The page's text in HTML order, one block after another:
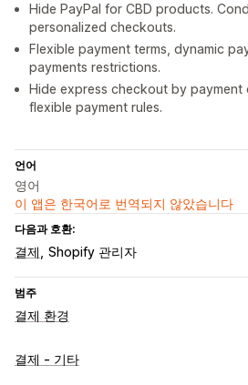
Hide PayPal for CBD products.
personalized checkouts.
Flexible payment terms, dynamic
payments restrictions.
Hide express checkout by payment
flexible payment rules.
언어
영어
이 앱은 한국어로 번역되지 않았습니다
다음과 호환:
결제 Shopify 관리자
범주
결제 환경
표시 옵션
결제 - 기타